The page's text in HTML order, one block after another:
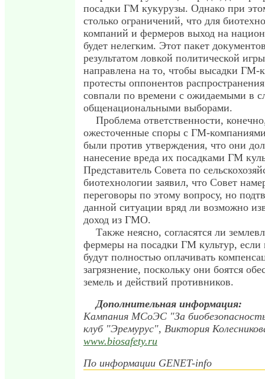
посадки ГМ кукурузы. Однако при
столько ограничений, что для
компаний и фермеров выход на
будет нелегким. Этот пакет
результатом ловкой политической
направлена на то, чтобы высадки ГМ-
протесты оппонентов
совпали по времени с ожидаемыми в
общенациональными выборами.
Проблема ответственности,
ожесточенные споры с ГМ-
были против утверждения, что они
нанесение вреда их посадками ГМ
Представитель Совета по
биотехнологии заявил, что Совет
переговоры по этому вопросу, но
данной ситуации вряд ли возможно
доход из ГМО.
Также неясно, согласятся ли
фермеры на посадки ГМ культур, если
будут полностью оплачивать
загрязнение, поскольку они боятся
земель и действий противников.
Дополнительная информация:
Кампания МСоЭС "За
клуб "Эремурус", Виктория
www.biosafety.ru
По информации GENET-info